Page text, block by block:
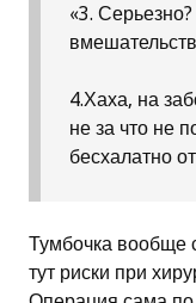
«3.
4.Хаха, на
не за что не
бесхалатно
Тумбочка вообще
тут риски при